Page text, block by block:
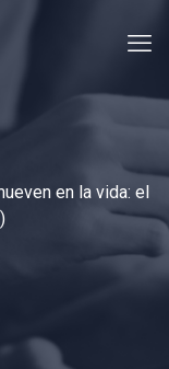
en la vida: el